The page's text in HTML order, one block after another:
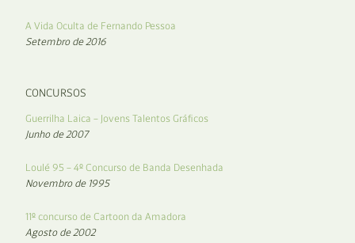
A Vida Oculta de Fernando Pessoa
Setembro de 2016
CONCURSOS
Guerrilha Laica – Jovens Talentos Gráficos
Junho de 2007
Loulé 95 – 4º Concurso de Banda Desenhada
Novembro de 1995
11º concurso de Cartoon da Amadora
Agosto de 2002